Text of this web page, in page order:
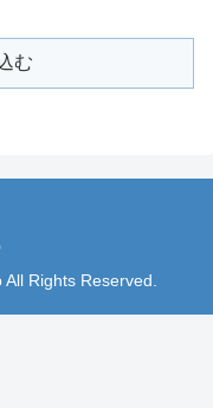
む
Rights Reserved.